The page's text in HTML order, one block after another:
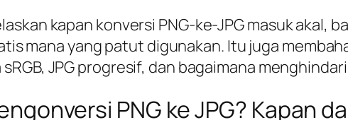
kapan konversi PNG-ke-JPG masuk
mana yang patut digunakan. Itu juga
JPG progresif, dan bagaimana
PNG ke JPG? Kapan